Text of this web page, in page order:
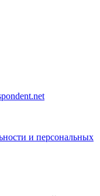
и персональных